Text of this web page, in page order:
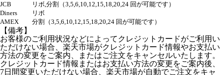
JCB
リボ,分割（3,5,6,10,12,15,18,20,24 回が可能です）
Diners
リボ
AMEX
分割（3,5,6,10,12,15,18,20,24 回が可能です）
【備考】
お客様のご利用状況などによってクレジットカードがご利用い
ただけない場合、楽天市場がクレジットカード情報やお支払い
方法の変更をご案内、またはご注文をキャンセルいたします。
クレジットカード情報またはお支払い方法の変更をご案内後、
7日間変更いただけない場合、楽天市場が自動でご注文をキャ